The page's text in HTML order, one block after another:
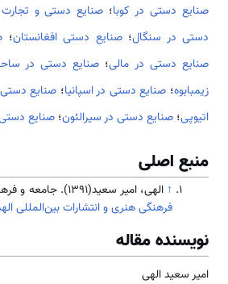
صنایع دستی در کوبا؛ صنایع دستی و
دستی در سنگال؛صنایع دستی افغانستان؛
صنایع دستی در مالی؛ صنایع دستی در
زیمبابوه؛ صنایع دستی در اسپانیا؛ صنایع
اتیوپی؛ صنایع دستی در سیرالئون؛ صنایع
منبع اصلی
↑ الهی، امیر سعید(1391). جامعه و فرهنگ
فرهنگی هنری و انتشارات بین‌المللی
نویسنده مقاله
امیر سعید الهی